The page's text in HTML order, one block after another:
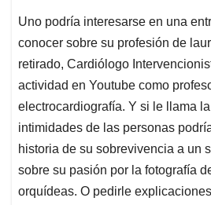
Uno podría interesarse en una
conocer sobre su profesión de
retirado, Cardiólogo
actividad en Youtube como
electrocardiografía. Y si le llama
intimidades de las personas
historia de su sobrevivencia a un
sobre su pasión por la fotografía
orquídeas. O pedirle